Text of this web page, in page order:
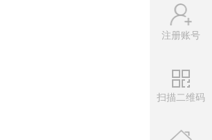
注册账号
扫描二维码